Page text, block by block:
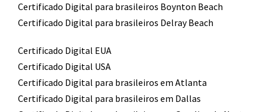
Certificado Digital para brasileiros Boynton Beach
Certificado Digital para brasileiros Delray Beach
Certificado Digital EUA
Certificado Digital USA
Certificado Digital para brasileiros em Atlanta
Certificado Digital para brasileiros em Dallas